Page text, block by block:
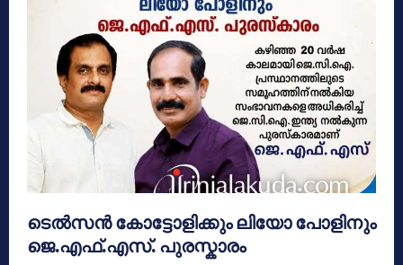
ടെൽസൻ കോട്ടോളിക്കും ലിയോ പോളിനും
ജെ.എഫ്.എസ്. പുരസ്കാരം